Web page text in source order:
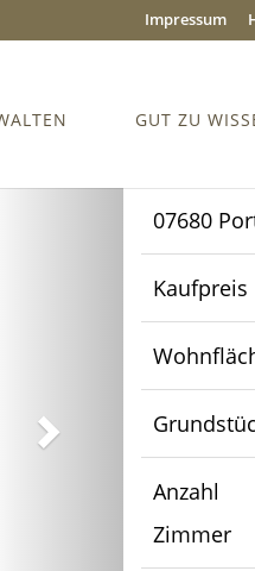
Impressum
GUT ZU
07680
Kaufpreis
Anzahl
Zimmer